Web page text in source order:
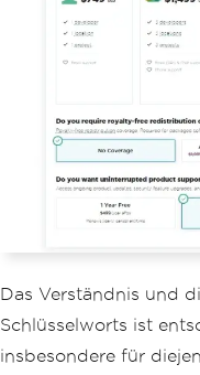
Das Verständnis und
Schlüsselworts ist
insbesondere für